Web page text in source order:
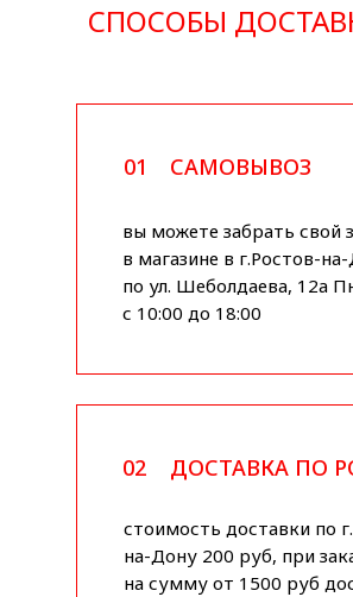
СПОСОБЫ
САМОВЫВОЗ
01
вы можете забрать свой
в магазине в г.Ростов-
по ул. Шеболдаева, 12а
с 10:00 до 18:00
ДОСТАВКА ПО
02
стоимость доставки по
на-Дону 200 руб, при
на сумму от 1500 руб